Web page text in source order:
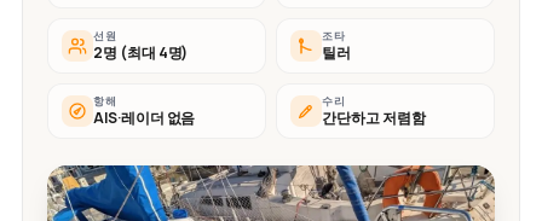
선원
2명 (최대 4명)
조타
틸러
항해
AIS·레이더 없음
수리
간단하고 저렴함